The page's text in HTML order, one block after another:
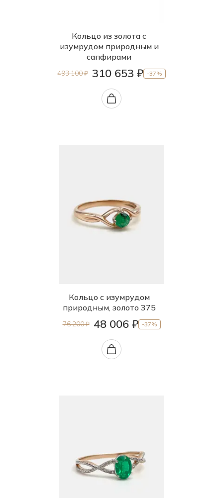
Кольцо из золота с
изумрудом природным и
сапфирами
493 100 ₽ 310 653 ₽ -37%
Кольцо с изумрудом
природным, золото 375
76 200 ₽ 48 006 ₽ -37%